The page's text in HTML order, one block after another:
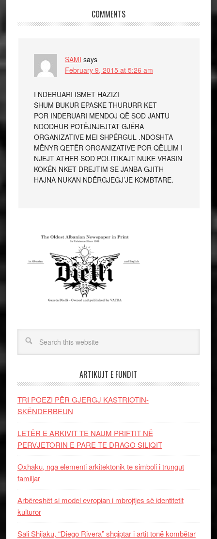
COMMENTS
SAMI says
February 9, 2015 at 5:26 am
I NDERUARI ISMET HAZIZI
SHUM BUKUR EPASKE THURURR KET
POR INDERUARI MENDOJ QË SOD JANTU
NDODHUR POTËJNJEJTAT GJËRA
ORGANIZATIVE MEI SHPËRGUL .NDOSHTA
MËNYR QETËR ORGANIZATIVE POR QËLLIM I
NJEJT ATHER SOD POLITIKAJT NUKE VRASIN
KOKËN NKET DREJTIM SE JANBA GJITH
HAJNA NUKAN NDËRGJEGJ’JE KOMBTARE.
ARTIKUJT E FUNDIT
TRI POEZI PËR GJERGJ KASTRIOTIN-
SKËNDERBEUN
LETËR E ARKIVIT TE NAUM PRIFTIT NË
PERVJETORIN E PARE TE DRAGO SILIQIT
Oxhaku, nga elementi arkitektonik te simboli i trungut
familjar
Arbëreshët si model evropian i mbrojtjes së identitetit
kulturor
Sali Shijaku, “Diego Rivera” shqiptar i artit tonë kombëtar